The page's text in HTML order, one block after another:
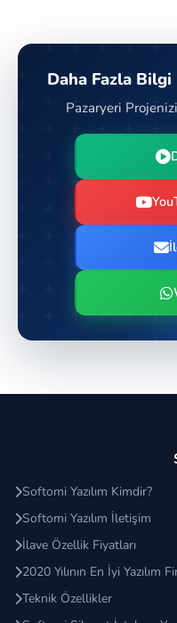
Daha Fazla Bilgi
Pazaryeri
Softomi Yazılım Kimdir?
Softomi Yazılım İletişim
İlave Özellik Fiyatları
2020 Yılının En İyi Yazılım
Teknik Özellikler